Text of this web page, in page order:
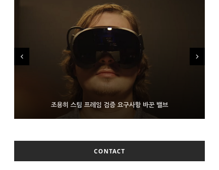
조용히 스팀 프레임 검증 요구사항 바꾼 밸브
9월 4일부터 서비스 접는 안드로이드 장치용 구글 어시스턴트
FMS 2026서 차세대 3D 메모리 ZHBM·ZNAND-O 모형 처음 선
보인 삼성전자
CONTACT